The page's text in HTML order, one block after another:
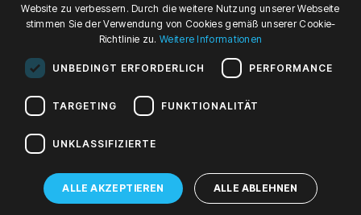
Website zu verbessern. Durch die weitere Nutzung unserer Webseite
stimmen Sie der Verwendung von Cookies gemäß unserer Cookie-
Richtlinie zu. Weitere Informationen
UNBEDINGT ERFORDERLICH PERFORMANCE
TARGETING FUNKTIONALITÄT
UNKLASSIFIZIERTE
ALLE AKZEPTIEREN ALLE ABLEHNEN